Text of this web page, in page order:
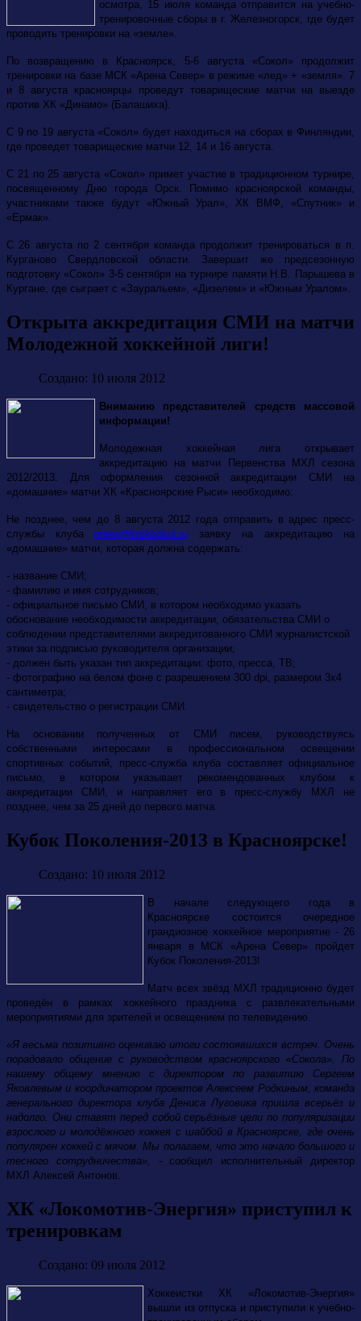
осмотра, 15 июля команда отправится на учебно-
тренировочные сборы в г. Железногорск, где будет
проводить тренировки на «земле».
По возвращению в Красноярск, 5-6 августа «Сокол» продолжит
тренировки на базе МСК «Арена Север» в режиме «лед» + «земля». 7
и 8 августа красноярцы проведут товарищеские матчи на выезде
против ХК «Динамо» (Балашиха).
С 9 по 19 августа «Сокол» будет находиться на сборах в Финляндии,
где проведет товарищеские матчи 12, 14 и 16 августа.
С 21 по 25 августа «Сокол» примет участие в традиционном турнире,
посвященному Дню города Орск. Помимо красноярской команды,
участниками также будут «Южный Урал», ХК ВМФ, «Спутник» и
«Ермак».
С 26 августа по 2 сентября команда продолжит тренироваться в п.
Курганово Свердловской области. Завершит же предсезонную
подготовку «Сокол» 3-5 сентября на турнире памяти Н.В. Парышева в
Кургане, где сыграет с «Зауральем», «Дизелем» и «Южным Уралом».
Открыта аккредитация СМИ на матчи
Молодежной хоккейной лиги!
Создано: 10 июля 2012
Вниманию представителей средств массовой
информации!
Молодежная хоккейная лига открывает
аккредитацию на матчи Первенства МХЛ сезона
2012/2013. Для оформления сезонной аккредитации СМИ на
«домашние» матчи ХК «Красноярские Рыси» необходимо:
Не позднее, чем до 8 августа 2012 года отправить в адрес пресс-
службы клуба press@krsksokol.ru заявку на аккредитацию на
«домашние» матчи, которая должна содержать:
- название СМИ;
- фамилию и имя сотрудников;
- официальное письмо СМИ, в котором необходимо указать
обоснование необходимости аккредитации, обязательства СМИ о
соблюдении представителями аккредитованного СМИ журналистской
этики за подписью руководителя организации;
- должен быть указан тип аккредитации: фото, пресса, ТВ;
- фотографию на белом фоне с разрешением 300 dpi, размером 3х4
сантиметра;
- свидетельство о регистрации СМИ.
На основании полученных от СМИ писем, руководствуясь
собственными интересами в профессиональном освещении
спортивных событий, пресс-служба клуба составляет официальное
письмо, в котором указывает рекомендованных клубом к
аккредитации СМИ, и направляет его в пресс-службу МХЛ не
позднее, чем за 25 дней до первого матча.
Кубок Поколения-2013 в Красноярске!
Создано: 10 июля 2012
В начале следующего года в
Красноярске состоится очередное
грандиозное хоккейное мероприятие - 26
января в МСК «Арена Север» пройдет
Кубок Поколения-2013!
Матч всех звёзд МХЛ традиционно будет
проведён в рамках хоккейного праздника с развлекательными
мероприятиями для зрителей и освещением по телевидению.
«Я весьма позитивно оцениваю итоги состоявшихся встреч. Очень
порадовало общение с руководством красноярского «Сокола». По
нашему общему мнению с директором по развитию Сергеем
Яковлевым и координатором проектов Алексеем Родкиным, команда
генерального директора клуба Дениса Луговика пришла всерьёз и
надолго. Они ставят перед собой серьёзные цели по популяризации
взрослого и молодёжного хоккея с шайбой в Красноярске, где очень
популярен хоккей с мячом. Мы полагаем, что это начало большого и
тесного сотрудничества»,
- сообщил исполнительный директор
МХЛ Алексей Антонов.
ХК «Локомотив-Энергия» приступил к
тренировкам
Создано: 09 июля 2012
Хоккеистки ХК «Локомотив-Энергия»
вышли из отпуска и приступили к учебно-